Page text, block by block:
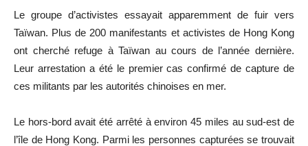
Le groupe d’activistes essayait apparemment de fuir vers
Taïwan. Plus de 200 manifestants et activistes de Hong Kong
ont cherché refuge à Taïwan au cours de l’année dernière.
Leur arrestation a été le premier cas confirmé de capture de
ces militants par les autorités chinoises en mer.
Le hors-bord avait été arrêté à environ 45 miles au sud-est de
l’île de Hong Kong. Parmi les personnes capturées se trouvait